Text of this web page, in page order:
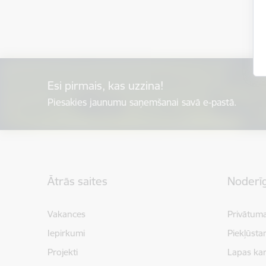
Esi pirmais, kas uzzina!
Piesakies jaunumu saņemšanai savā e-pastā.
Ātrās saites
Vakances
Iepirkumi
Projekti
Lapas